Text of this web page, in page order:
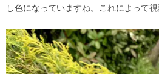
し色になっていますね。これによって